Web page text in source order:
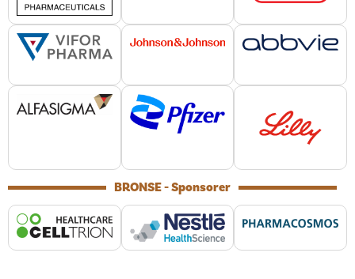
BRONSE - Sponsorer